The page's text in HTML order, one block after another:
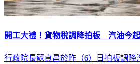
開工大禮！貨物稅調降拍板 汽油今
行政院長蘇貞昌於昨（6）日拍板調降